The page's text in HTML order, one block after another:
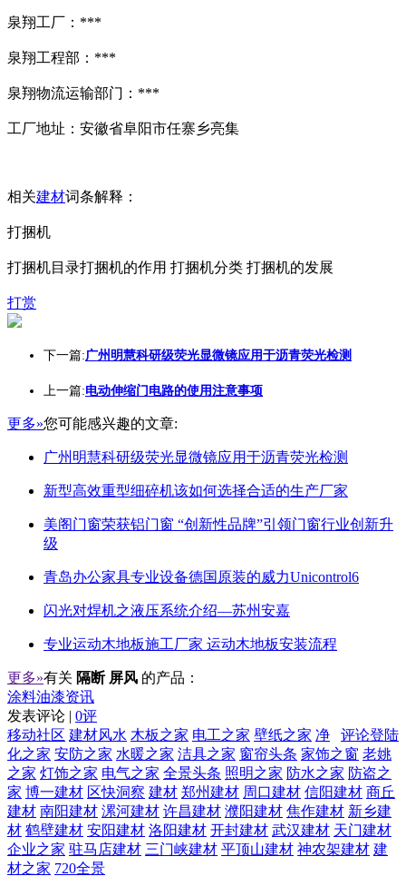
泉翔工厂：***
泉翔工程部：***
泉翔物流运输部门：***
工厂地址：安徽省阜阳市任寨乡亮集
相关建材词条解释：
打捆机
打捆机目录打捆机的作用 打捆机分类 打捆机的发展
打赏
下一篇:广州明慧科研级荧光显微镜应用于沥青荧光检测
上一篇:电动伸缩门电路的使用注意事项
更多»您可能感兴趣的文章:
广州明慧科研级荧光显微镜应用于沥青荧光检测
新型高效重型细碎机该如何选择合适的生产厂家
美阁门窗荣获铝门窗 “创新性品牌”引领门窗行业创新升
级
青岛办公家具专业设备德国原装的威力Unicontrol6
闪光对焊机之液压系统介绍—苏州安嘉
专业运动木地板施工厂家 运动木地板安装流程
更多»有关 隔断 屏风 的产品：
涂料油漆资讯
发表评论 | 0评
评论登陆
移动社区 建材风水 木板之家 电工之家 壁纸之家 净
化之家 安防之家 水暖之家 洁具之家 窗帘头条 家饰之窗 老姚
之家 灯饰之家 电气之家 全景头条 照明之家 防水之家 防盗之
家 博一建材 区快洞察 建材 郑州建材 周口建材 信阳建材 商丘
建材 南阳建材 漯河建材 许昌建材 濮阳建材 焦作建材 新乡建
材 鹤壁建材 安阳建材 洛阳建材 开封建材 武汉建材 天门建材
企业之家 驻马店建材 三门峡建材 平顶山建材 神农架建材 建
材之家 720全景